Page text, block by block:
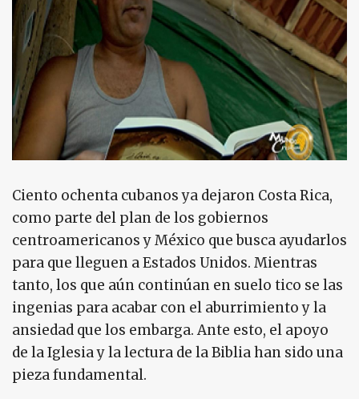
Ciento ochenta cubanos ya dejaron Costa Rica,
como parte del plan de los gobiernos
centroamericanos y México que busca ayudarlos
para que lleguen a Estados Unidos. Mientras
tanto, los que aún continúan en suelo tico se las
ingenias para acabar con el aburrimiento y la
ansiedad que los embarga. Ante esto, el apoyo
de la Iglesia y la lectura de la Biblia han sido una
pieza fundamental.